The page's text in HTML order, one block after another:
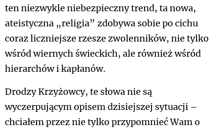
ten niezwykle niebezpieczny trend, ta nowa,
ateistyczna „religia” zdobywa sobie po cichu
coraz liczniejsze rzesze zwolenników, nie tylko
wśród wiernych świeckich, ale również wśród
hierarchów i kapłanów.
Drodzy Krzyżowcy, te słowa nie są
wyczerpującym opisem dzisiejszej sytuacji –
chciałem przez nie tylko przypomnieć Wam o